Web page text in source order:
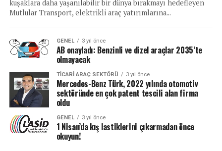
kuşaklara daha yaşanılabilir bir dünya bırakmayı hedefleyen
Mutlular Transport, elektrikli araç yatırımlarına...
GENEL 3 yıl önce
AB onayladı: Benzinli ve dizel araçlar 2035’te
olmayacak
TICARI ARAÇ SEKTÖRÜ 3 yıl önce
Mercedes-Benz Türk, 2022 yılında otomotiv
sektöründe en çok patent tescili alan firma
oldu
GENEL 3 yıl önce
1 Nisan’da kış lastiklerini çıkarmadan önce
okuyun!